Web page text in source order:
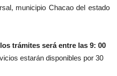
municipio Chacao del estado
trámites será entre las 9: 00
estarán disponibles por 30